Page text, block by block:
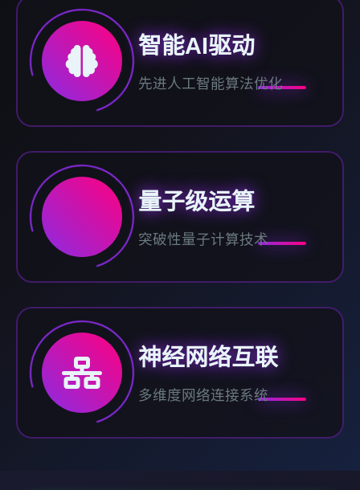
智能AI驱动
先进人工智能算法优化
量子级运算
突破性量子计算技术
神经网络互联
多维度网络连接系统